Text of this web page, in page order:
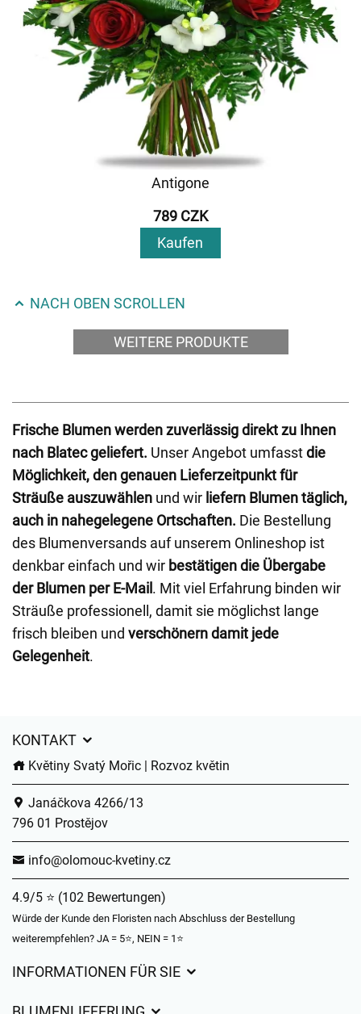
Antigone
789 CZK
Kaufen
NACH OBEN SCROLLEN
WEITERE PRODUKTE
Frische Blumen werden zuverlässig direkt zu Ihnen
nach Blatec geliefert. Unser Angebot umfasstdie
Möglichkeit, den genauen Lieferzeitpunkt für
Sträuße auszuwählen und wir liefern Blumen täglich,
auch in nahegelegene Ortschaften. Die Bestellung
des Blumenversands auf unserem Onlineshop ist
denkbar einfach und wir bestätigen die Übergabe
der Blumen per E-Mail . Mit viel Erfahrung binden wir
Sträuße professionell, damit sie möglichst lange
frisch bleiben und verschönern damit jede
Gelegenheit.
KONTAKT
Květiny Svatý Mořic | Rozvoz květin
Janáčkova 4266/13
796 01 Prostějov
info@olomouc-kvetiny.cz
4.9/5 ⭐ (102 Bewertungen)
Würde der Kunde den Floristen nach Abschluss der Bestellung
weiterempfehlen? JA = 5⭐, NEIN = 1⭐
INFORMATIONEN FÜR SIE